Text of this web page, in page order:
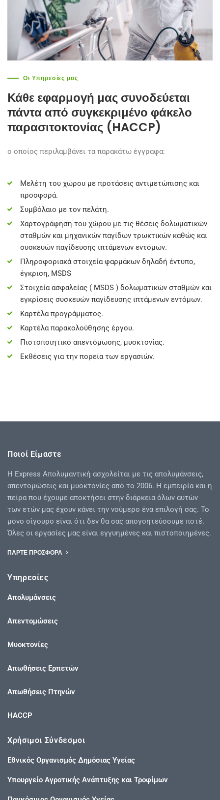
Οι Υπηρεσίες μας
Κάθε εφαρμογή μας συνοδεύεται
πάντα από συγκεκριμένο φάκελο
παρασιτοκτονίας (HACCP)
ο οποίος περιλαμβάνει τα παρακάτω έγγραφα:
Μελέτη του χώρου με προτάσεις αντιμετώπισης και
προσφορά.
Συμβόλαιο με τον πελάτη.
Χαρτογράφηση του χώρου με τις θέσεις δολωματικών
σταθμών και μηχανικών παγίδων τρωκτικών καθώς και
συσκευών παγίδευσης ιπτάμενων εντόμων.
Πληροφοριακά στοιχεία φαρμάκων δηλαδή έντυπο,
έγκριση, MSDS
Στοιχεία ασφαλείας ( MSDS ) δολωματικών σταθμών και
εγκρίσεις συσκευών παγίδευσης ιπτάμενων εντόμων.
Καρτέλα προγράμματος.
Καρτέλα παρακολούθησης έργου.
Πιστοποιητικό απεντόμωσης, μυοκτονίας.
Εκθέσεις για την πορεία των εργασιών.
Ποιοί Είμαστε
Η Express Απολυμαντική ασχολείται με τις απολυμάνσεις,
απεντομώσεις και μυοκτονίες από το 2006. Η εμπειρία και η
πείρα που έχουμε αποκτήσει στην διάρκεια όλων αυτών
των ετών μας έχουν κάνει την νούμερο ένα επιλογή σας. Το
μόνο σίγουρο είναι ότι δεν θα σας απογοητεύσουμε ποτέ.
Όλες οι εργασίες μας είναι εγγυημένες και πιστοποιημένες.
ΠΑΡΤΕ ΠΡΟΣΦΟΡΑ
Υπηρεσίες
Απολυμάνσεις
Απεντομώσεις
Μυοκτονίες
Απωθήσεις Ερπετών
Απωθήσεις Πτηνών
HACCP
Χρήσιμοι Σύνδεσμοι
Εθνικός Οργανισμός Δημόσιας Υγείας
Υπουργείο Αγροτικής Ανάπτυξης και Τροφίμων